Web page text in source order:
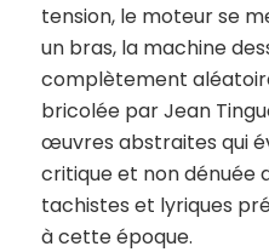
tension, le moteur se
un bras, la machine
complètement
bricolée par Jean
œuvres abstraites qui
critique et non dénuée
tachistes et lyriques
à cette époque.